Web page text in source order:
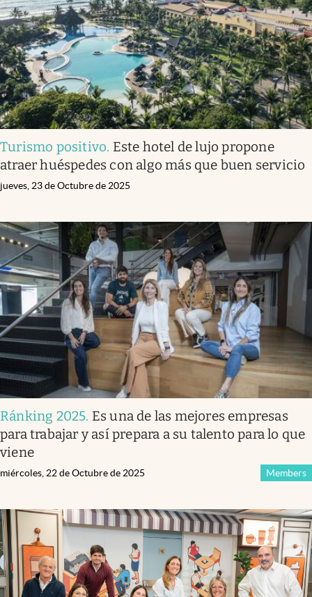
Turismo positivo. Este hotel de lujo propone
atraer huéspedes con algo más que buen servicio
jueves, 23 de Octubre de 2025
Ránking 2025. Es una de las mejores empresas
para trabajar y así prepara a su talento para lo que
viene
Members
miércoles, 22 de Octubre de 2025